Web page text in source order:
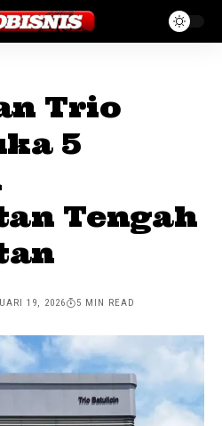
Trio
5
Tengah
19, 2026 5 MIN READ